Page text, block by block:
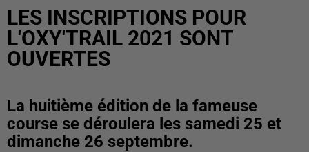
LES INSCRIPTIONS POUR
L'OXY'TRAIL 2021 SONT
OUVERTES
La huitième édition de la fameuse
course se déroulera les samedi 25 et
dimanche 26 septembre.